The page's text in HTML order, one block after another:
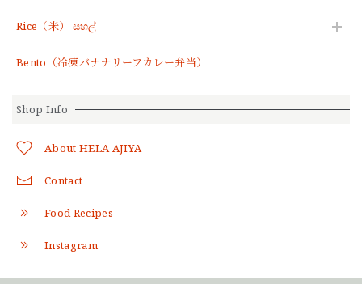
Rice（米） සහල්
Bento（冷凍バナナリーフカレー弁当）
Shop Info
About HELA AJIYA
Contact
Food Recipes
Instagram